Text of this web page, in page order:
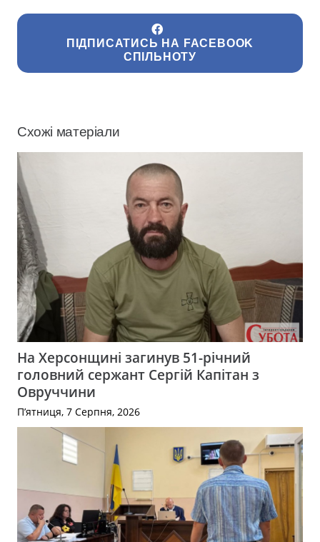
ПІДПИСАТИСЬ НА FACEBOOK
СПІЛЬНОТУ
Схожі матеріали
На Херсонщині загинув 51-річний
головний сержант Сергій Капітан з
Овруччини
П’ятниця, 7 Серпня, 2026